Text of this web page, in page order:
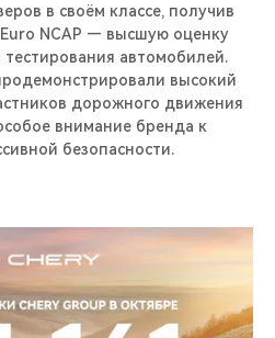
в своём классе, получив
NCAP — высшую оценку
автомобилей.
высокий
дорожного движения
внимание бренда к
безопасности.